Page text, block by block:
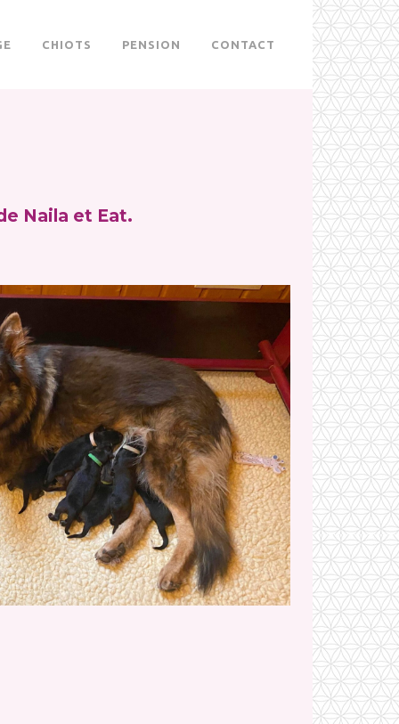
CHIOTS PENSION CONTACT
Naila et Eat.